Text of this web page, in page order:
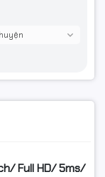
Full HD/ 5ms/